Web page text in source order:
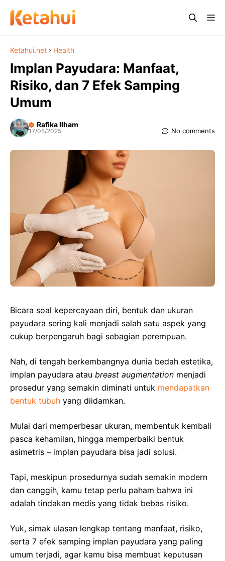
Ketahui.net › Health
Implan Payudara: Manfaat,
Risiko, dan 7 Efek Samping
Umum
Rafika Ilham
17/05/2025 No comments
Bicara soal kepercayaan diri, bentuk dan ukuran
payudara sering kali menjadi salah satu aspek yang
cukup berpengaruh bagi sebagian perempuan.
Nah, di tengah berkembangnya dunia bedah estetika,
implan payudara atau breast augmentation menjadi
prosedur yang semakin diminati untuk mendapatkan
bentuk tubuh yang diidamkan.
Mulai dari memperbesar ukuran, membentuk kembali
pasca kehamilan, hingga memperbaiki bentuk
asimetris – implan payudara bisa jadi solusi.
Tapi, meskipun prosedurnya sudah semakin modern
dan canggih, kamu tetap perlu paham bahwa ini
adalah tindakan medis yang tidak bebas risiko.
Yuk, simak ulasan lengkap tentang manfaat, risiko,
serta 7 efek samping implan payudara yang paling
umum terjadi, agar kamu bisa membuat keputusan